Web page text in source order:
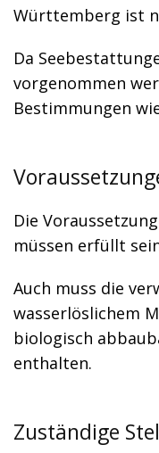
Württemberg ist
Da
vorgenommen
Bestimmungen
Die
müssen erfüllt
Auch muss die
wasserlöslichem
biologisch
enthalten.
Zuständige